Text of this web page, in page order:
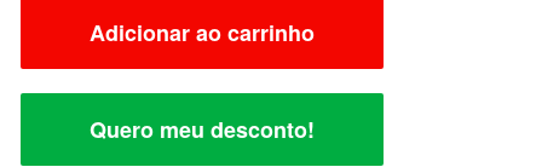
Adicionar ao carrinho
Quero meu desconto!